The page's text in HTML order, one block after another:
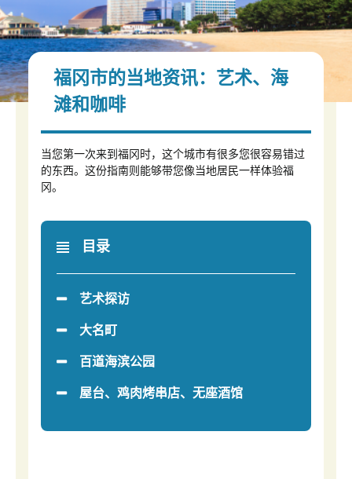
福冈市的当地资讯：艺术、海
滩和咖啡
当您第一次来到福冈时，这个城市有很多您很容易错过
的东西。这份指南则能够带您像当地居民一样体验福
冈。
目录
艺术探访
大名町
百道海滨公园
屋台、鸡肉烤串店、无座酒馆